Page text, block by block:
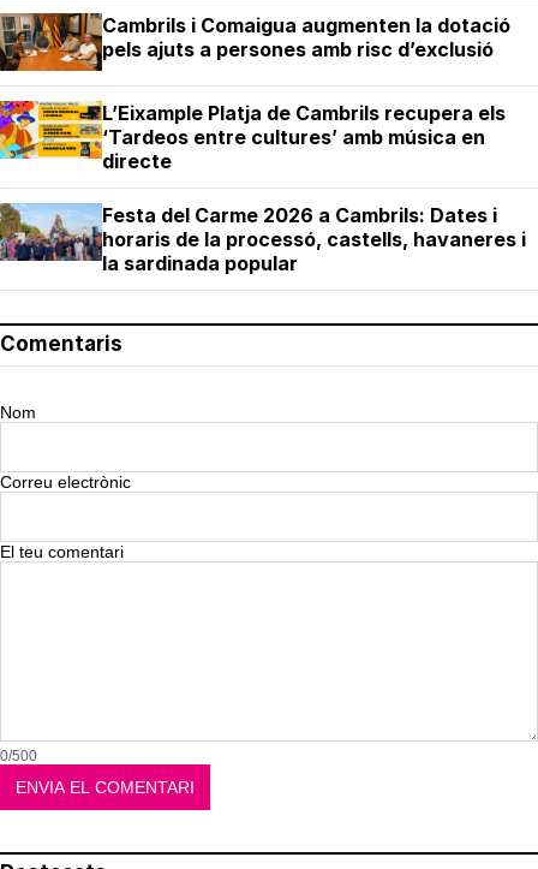
Cambrils i Comaigua augmenten la dotació
pels ajuts a persones amb risc d’exclusió
L’Eixample Platja de Cambrils recupera els
‘Tardeos entre cultures’ amb música en
directe
Festa del Carme 2026 a Cambrils: Dates i
horaris de la processó, castells, havaneres i
la sardinada popular
Comentaris
Nom
Correu electrònic
El teu comentari
0/500